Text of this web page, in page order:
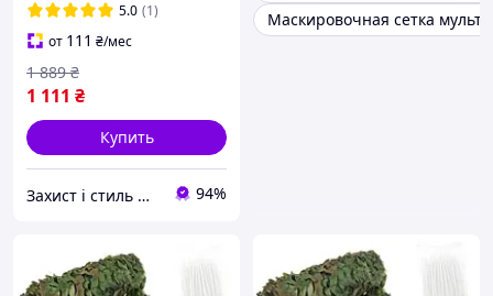
5.0 (1)
от 111 ₴/мес
1 111 ₴
1 889 ₴
Купить
Захист і стиль — в одному магазині 94%
Маскировочная сетка